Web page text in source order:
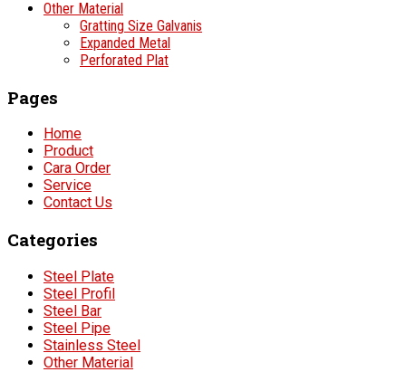
Other Material
Gratting Size Galvanis
Expanded Metal
Perforated Plat
Pages
Home
Product
Cara Order
Service
Contact Us
Categories
Steel Plate
Steel Profil
Steel Bar
Steel Pipe
Stainless Steel
Other Material